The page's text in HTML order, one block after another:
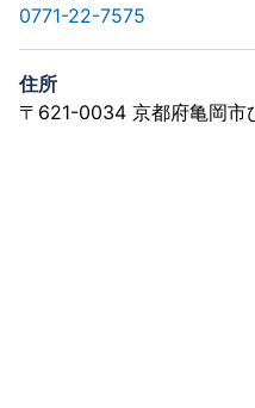
0771-22-7575
住所
〒621-0034 京都府亀岡市